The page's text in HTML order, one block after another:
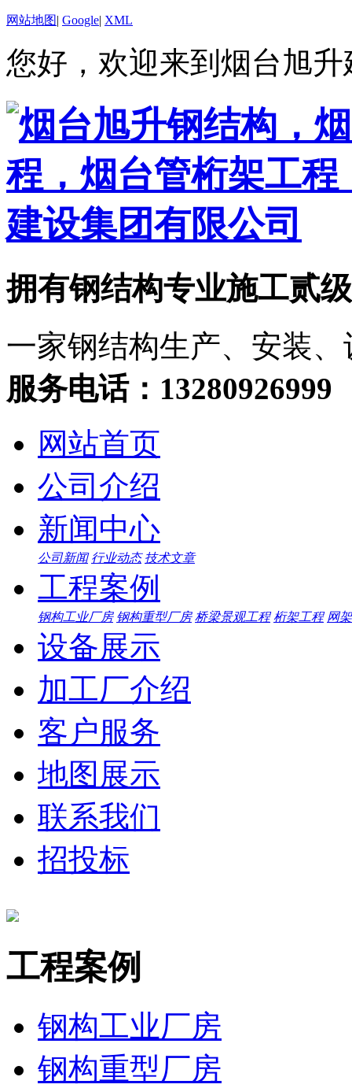
网站地图| Google| XML
您好，欢迎来到烟台旭
拥有钢结构专业施工贰
一家钢结构生产、安装
服务电话：13280926999
网站首页
公司介绍
新闻中心
公司新闻 行业动态 技术文章
工程案例
钢构工业厂房 钢构重型厂房 桥梁景观工程 桁架工程 网
设备展示
加工厂介绍
客户服务
地图展示
联系我们
招投标
工程案例
钢构工业厂房
钢构重型厂房